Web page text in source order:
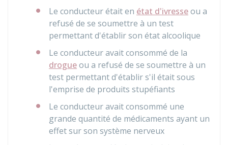
Le conducteur était en état d'ivresseou a
refusé de se soumettre à un test
permettant d'établir son état alcoolique
Le conducteur avait consommé de la
drogueou a refusé de se soumettre à un
test permettant d'établir s'il était sous
l'emprise de produits stupéfiants
Le conducteur avait consommé une
grande quantité de médicaments ayant un
effet sur son système nerveux